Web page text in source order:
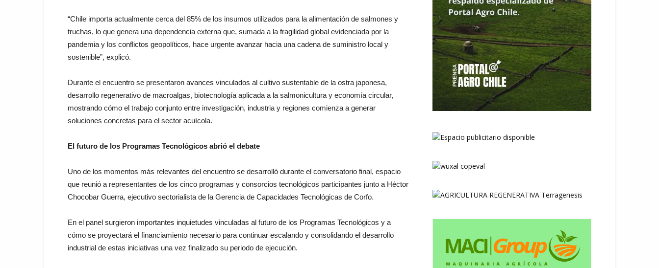
“Chile importa actualmente cerca del 85% de los insumos utilizados para la alimentación de salmones y
truchas, lo que genera una dependencia externa que, sumada a la fragilidad global evidenciada por la
pandemia y los conflictos geopolíticos, hace urgente avanzar hacia una cadena de suministro local y
sostenible”, explicó.
Durante el encuentro se presentaron avances vinculados al cultivo sustentable de la ostra japonesa,
desarrollo regenerativo de macroalgas, biotecnología aplicada a la salmonicultura y economía circular,
mostrando cómo el trabajo conjunto entre investigación, industria y regiones comienza a generar
soluciones concretas para el sector acuícola.
El futuro de los Programas Tecnológicos abrió el debate
Uno de los momentos más relevantes del encuentro se desarrolló durante el conversatorio final, espacio
que reunió a representantes de los cinco programas y consorcios tecnológicos participantes junto a Héctor
Chocobar Guerra, ejecutivo sectorialista de la Gerencia de Capacidades Tecnológicas de Corfo.
En el panel surgieron importantes inquietudes vinculadas al futuro de los Programas Tecnológicos y a
cómo se proyectará el financiamiento necesario para continuar escalando y consolidando el desarrollo
industrial de estas iniciativas una vez finalizado su periodo de ejecución.